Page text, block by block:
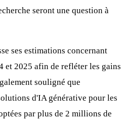
seront une question à
ses estimations concernant
2025 afin de refléter les gains
souligné que
d'IA générative pour les
par plus de 2 millions de